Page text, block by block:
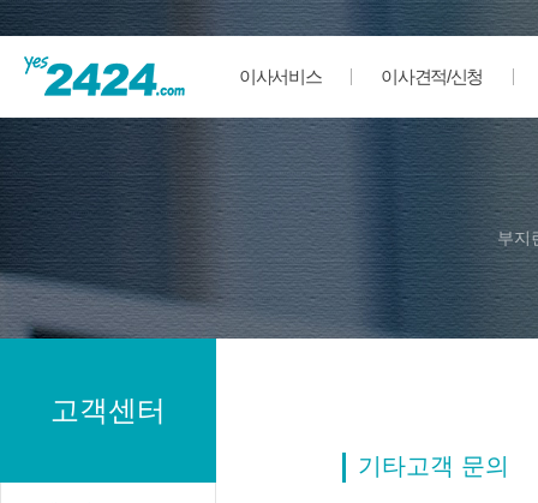
이사서비스 이사견적/신청
부지
고객센터
기타고객 문의